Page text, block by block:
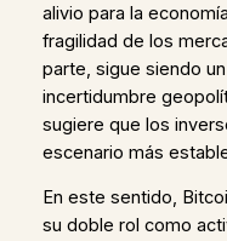
alivio para la
fragilidad de los
parte, sigue siendo
incertidumbre
sugiere que los
escenario más
En este sentido,
su doble rol como